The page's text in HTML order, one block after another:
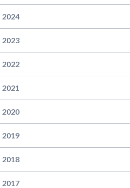
2024
2023
2022
2021
2020
2019
2018
2017